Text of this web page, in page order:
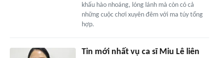
khấu hào nhoáng, lóng lánh mà còn có cả
những cuộc chơi xuyên đêm với ma túy tổng
hợp.
Tin mới nhất vụ ca sĩ Miu Lê liên